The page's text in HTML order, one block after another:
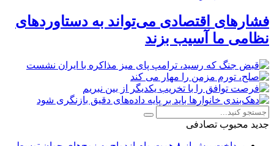
فشارهای اقتصادی می‌تواند به دستاوردهای
نظامی ما آسیب بزند
جدید محبوب تصادفی